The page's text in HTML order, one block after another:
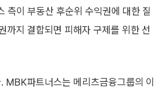
측이 부동산 후순위 수익권에 대한 질
까지 결합되면 피해자 구제를 위한 선
파트너스는 메리츠금융그룹의 이